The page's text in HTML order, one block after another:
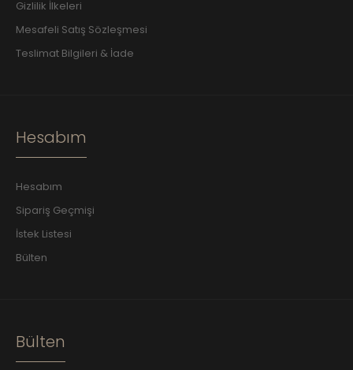
Gizlilik İlkeleri
Mesafeli Satış Sözleşmesi
Teslimat Bilgileri & İade
Hesabım
Hesabım
Sipariş Geçmişi
İstek Listesi
Bülten
Bülten